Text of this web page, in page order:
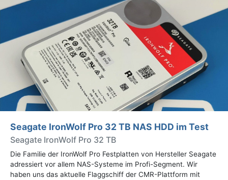
Seagate IronWolf Pro 32 TB NAS HDD im Test
Seagate IronWolf Pro 32 TB
Die Familie der IronWolf Pro Festplatten von Hersteller Seagate
adressiert vor allem NAS-Systeme im Profi-Segment. Wir
haben uns das aktuelle Flaggschiff der CMR-Plattform mit